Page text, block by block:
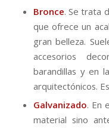
Bronce. Se trata
que ofrece un
gran belleza.
accesorios
barandillas y en
arquitectónicos.
Galvanizado. En
material sino